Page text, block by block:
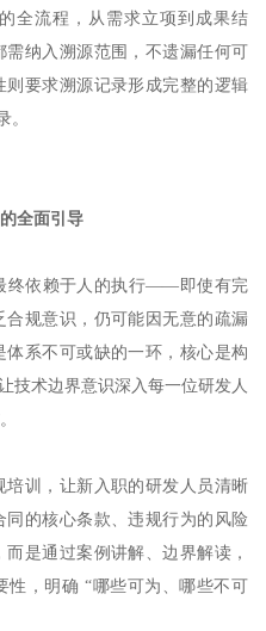
全流程，从需求立项到成果结
纳入溯源范围，不遗漏任何可
要求溯源记录形成完整的逻辑
。
全面引导
终依赖于人的执行——即使有完
规意识，仍可能因无意的疏漏
系不可或缺的一环，核心是构
技术边界意识深入每一位研发人
训，让新入职的研发人员清晰
的核心条款、违规行为的风险
是通过案例讲解、边界解读，
，明确 “哪些可为、哪些不可